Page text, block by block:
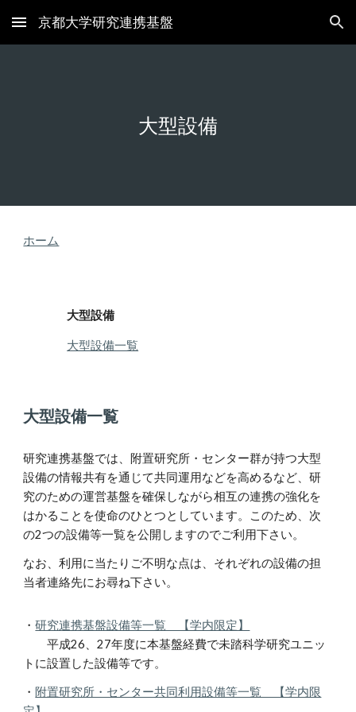
Skip to main content Skip to navigation
京都大学研究連携基盤
大型設備
ホーム
大型設備
大型設備一覧
大型設備一覧
研究連携基盤では、附置研究所・センター群が持つ大型
設備の情報共有を通じて共同運用などを高めるなど、研
究のための運営基盤を確保しながら相互の連携の強化を
はかることを使命のひとつとしています。このため、次
の2つの設備等一覧を公開しますのでご利用下さい。
なお、利用に当たりご不明な点は、それぞれの設備の担
当者連絡先にお尋ね下さい。
・研究連携基盤設備等一覧 【学内限定】
平成26、27年度に本基盤経費で未踏科学研究ユニッ
トに設置した設備等です。
・ 附置研究所・センター共同利用設備等一覧 【学内限